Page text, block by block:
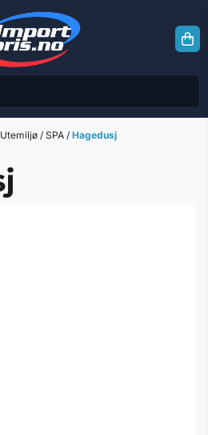
/ SPA / Hagedusj